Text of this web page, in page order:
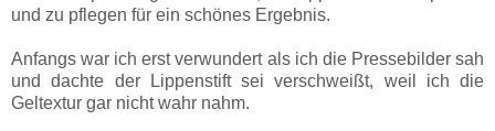
und zu pflegen für ein schönes Ergebnis.
Anfangs war ich erst verwundert als ich die Pressebilder sah
und dachte der Lippenstift sei verschweißt, weil ich die
Geltextur gar nicht wahr nahm.